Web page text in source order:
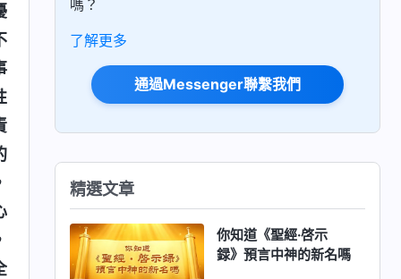
嗎？
了解更多
通過Messenger聯繫我們
精選文章
你知道《聖經·啓示
録》預言中神的新名嗎